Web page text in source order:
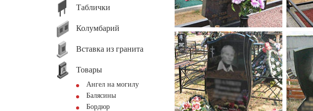
Таблички
Колумбарий
Вставка из гранита
Товары
Ангел на могилу
Балясины
Бордюр